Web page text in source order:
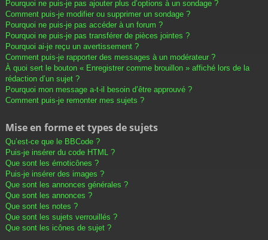
Pourquoi ne puis-je pas ajouter plus d’options à un sondage ?
Comment puis-je modifier ou supprimer un sondage ?
Pourquoi ne puis-je pas accéder à un forum ?
Pourquoi ne puis-je pas transférer de pièces jointes ?
Pourquoi ai-je reçu un avertissement ?
Comment puis-je rapporter des messages à un modérateur ?
À quoi sert le bouton « Enregistrer comme brouillon » affiché lors de la
rédaction d’un sujet ?
Pourquoi mon message a-t-il besoin d’être approuvé ?
Comment puis-je remonter mes sujets ?
Mise en forme et types de sujets
Qu’est-ce que le BBCode ?
Puis-je insérer du code HTML ?
Que sont les émoticônes ?
Puis-je insérer des images ?
Que sont les annonces générales ?
Que sont les annonces ?
Que sont les notes ?
Que sont les sujets verrouillés ?
Que sont les icônes de sujet ?